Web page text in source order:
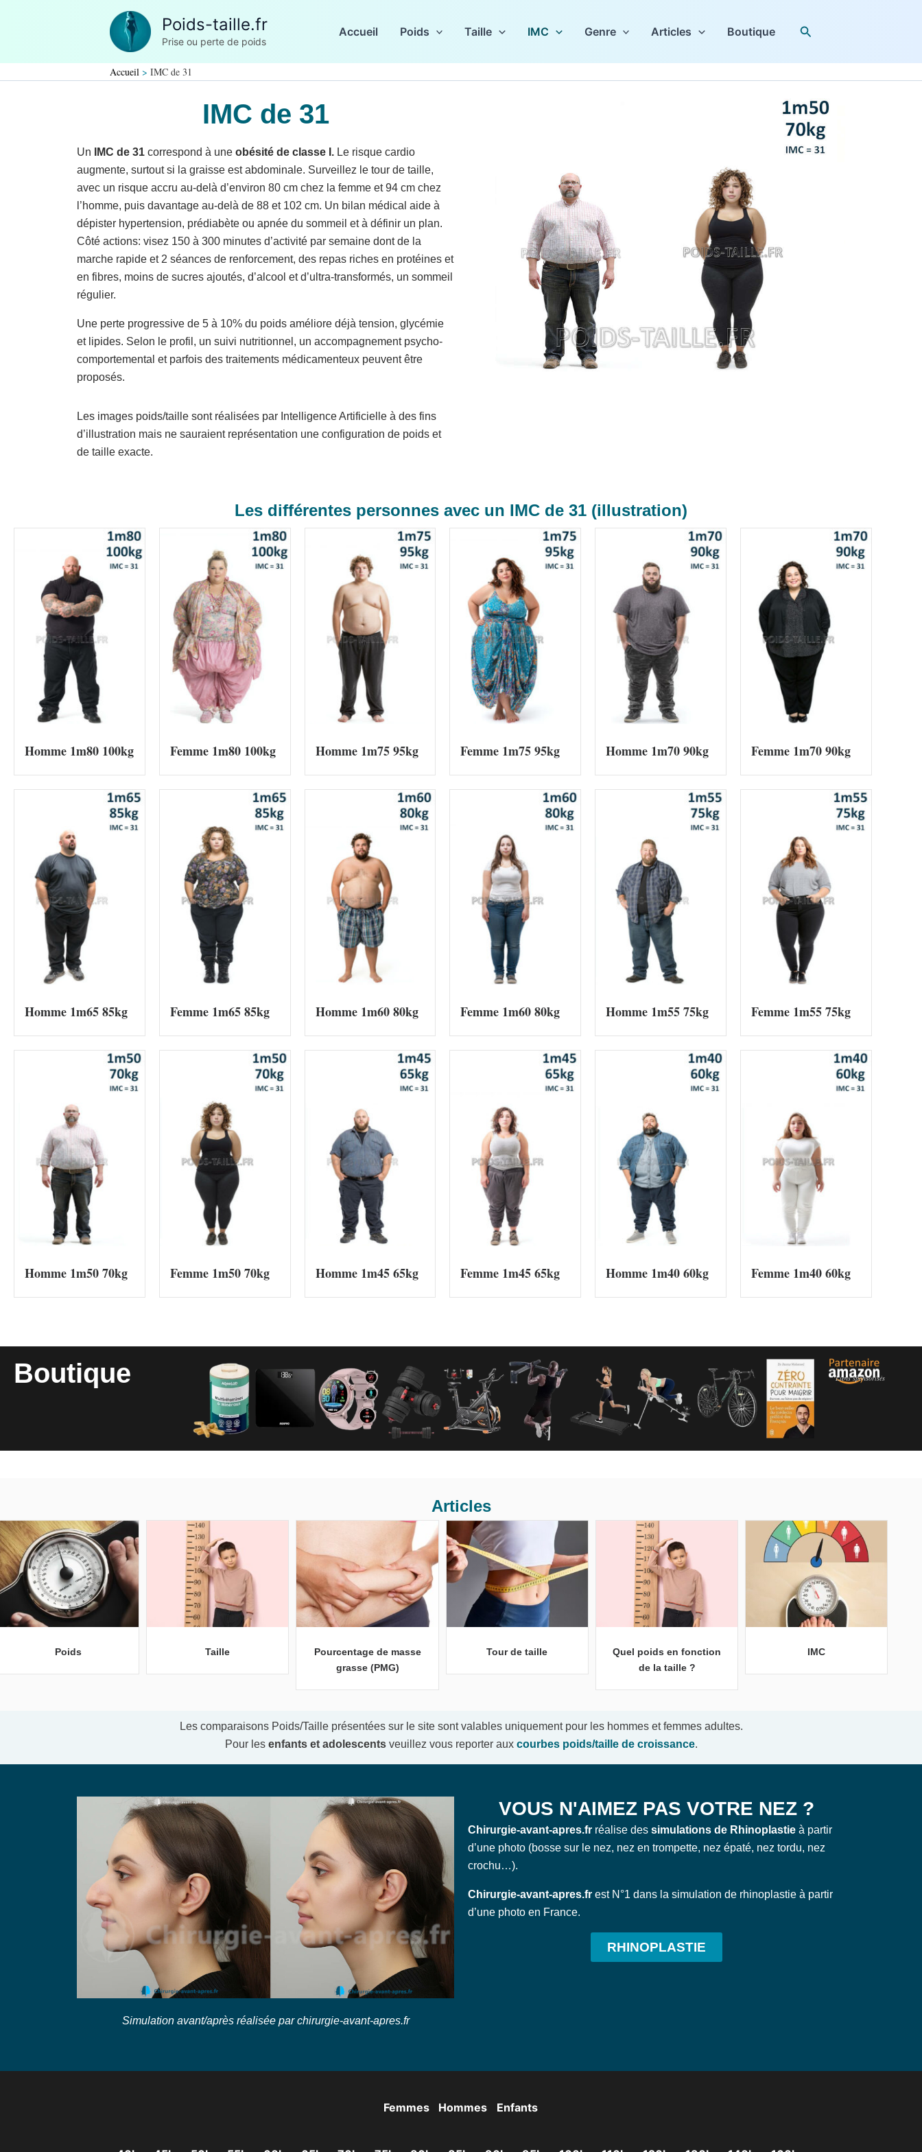
Poids-taille.fr
Prise ou perte de poids
Accueil Poids Taille IMC Genre Articles Boutique Rechercher
Accueil IMC de 31
IMC de 31
Un IMC de 31 correspond à une obésité de classe I. Le risque cardio
augmente, surtout si la graisse est abdominale. Surveillez le tour de taille,
avec un risque accru au-delà d’environ 80 cm chez la femme et 94 cm chez
l’homme, puis davantage au-delà de 88 et 102 cm. Un bilan médical aide à
dépister hypertension, prédiabète ou apnée du sommeil et à définir un plan.
Côté actions: visez 150 à 300 minutes d’activité par semaine dont de la
marche rapide et 2 séances de renforcement, des repas riches en protéines et
en fibres, moins de sucres ajoutés, d’alcool et d’ultra-transformés, un sommeil
régulier.
Une perte progressive de 5 à 10% du poids améliore déjà tension, glycémie
et lipides. Selon le profil, un suivi nutritionnel, un accompagnement psycho-
comportemental et parfois des traitements médicamenteux peuvent être
proposés.
Les images poids/taille sont réalisées par Intelligence Artificielle à des fins
d’illustration mais ne sauraient représentation une configuration de poids et
de taille exacte.
Les différentes personnes avec un IMC de 31 (illustration)
Homme 1m80 100kg Femme 1m80 100kg Homme 1m75 95kg Femme 1m75 95kg Homme 1m70 90kg Femme 1m70 90kg
Homme 1m65 85kg Femme 1m65 85kg Homme 1m60 80kg Femme 1m60 80kg Homme 1m55 75kg Femme 1m55 75kg
Homme 1m50 70kg Femme 1m50 70kg Homme 1m45 65kg Femme 1m45 65kg Homme 1m40 60kg Femme 1m40 60kg
Boutique Liens sponsorisés
Articles
Poids Taille
Pourcentage de masse
grasse (PMG)
Tour de taille
Quel poids en fonction
de la taille ?
IMC
Les comparaisons Poids/Taille présentées sur le site sont valables uniquement pour les hommes et femmes adultes.
Pour les enfants et adolescentsveuillez vous reporter auxcourbes poids/taille de croissance.
Simulation avant/après réalisée par chirurgie-avant-apres.fr
VOUS N'AIMEZ PAS VOTRE NEZ ?
Chirurgie-avant-apres.fr réalise des simulations de Rhinoplastie à partir
d’une photo (bosse sur le nez, nez en trompette, nez épaté, nez tordu, nez
crochu…).
Chirurgie-avant-apres.fr est N°1 dans la simulation de rhinoplastie à partir
d’une photo en France.
RHINOPLASTIE
Femmes Hommes Enfants